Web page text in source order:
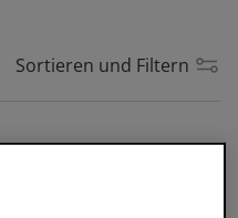
Sortieren und Filtern